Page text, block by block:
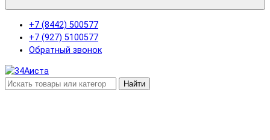
+7 (8442) 500577
+7 (927) 5100577
Обратный звонок
Найти